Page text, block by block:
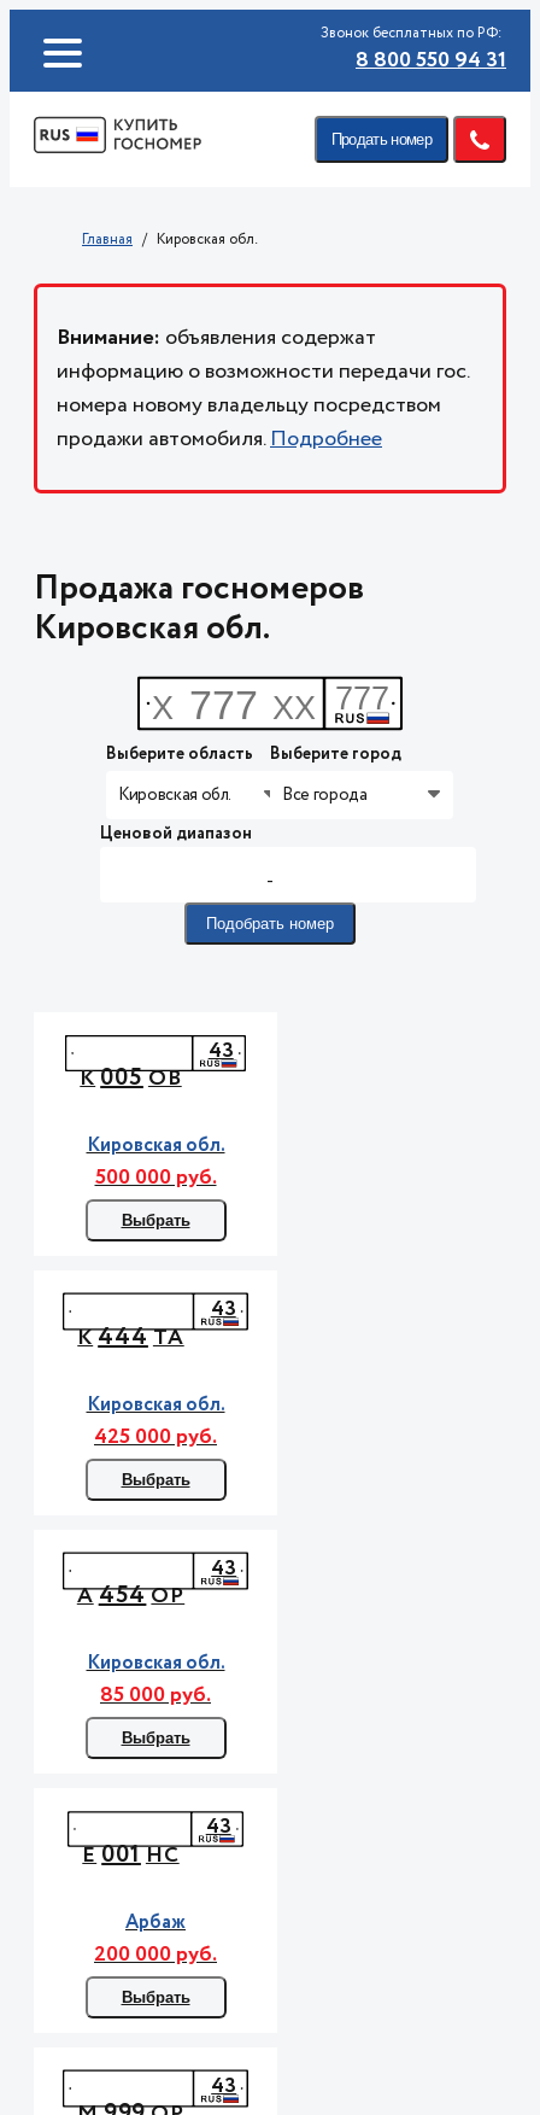
Звонок бесплатных по РФ:
8 800 550 94 31
Продать номер
Главная Кировская обл.
Внимание: объявления содержат
информацию о возможности передачи гос.
номера новому владельцу посредством
продажи автомобиля.Подробнее
Продажа госномеров
Кировская обл.
Выберите область
Кировская обл.
Выберите город
Все города
Ценовой диапазон
-
Подобрать номер
К005ОВ
43
Кировская обл.
500 000 руб.
Выбрать
К444ТА
43
Кировская обл.
425 000 руб.
Выбрать
А454ОР
43
Кировская обл.
85 000 руб.
Выбрать
Е001НС
43
Арбаж
200 000 руб.
Выбрать
43